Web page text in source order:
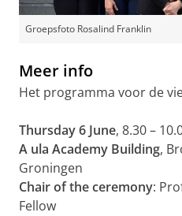
Groepsfoto Rosalind Franklin
Meer info
Het programma voor de
Thursday 6 June, 8.30 –
A ula Academy Building,
Groningen
Chair of the ceremony:
Fellow